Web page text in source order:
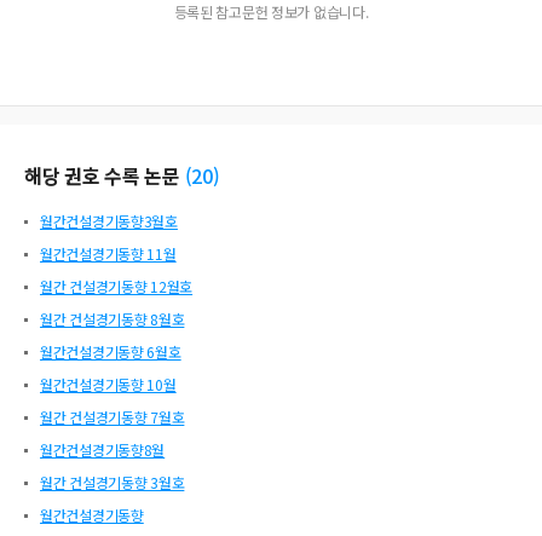
등록된 참고문헌 정보가 없습니다.
해당 권호 수록 논문 (20)
월간건설경기동향3월호
월간건설경기동향 11월
월간 건설경기동향 12월호
월간 건설경기동향 8월호
월간건설경기동향 6월호
월간건설경기동향 10월
월간 건설경기동향 7월호
월간건설경기동향8월
월간 건설경기동향 3월호
월간건설경기동향